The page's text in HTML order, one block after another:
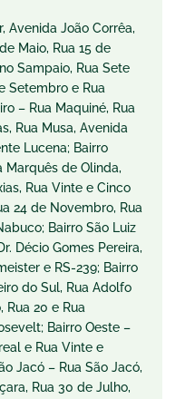
Avenida João Corrêa,
Maio, Rua 15 de
Sampaio, Rua Sete
Setembro e Rua
– Rua Maquiné, Rua
Rua Musa, Avenida
Lucena; Bairro
Marquês de Olinda,
Rua Vinte e Cinco
24 de Novembro, Rua
Bairro São Luiz
Décio Gomes Pereira,
e RS-239; Bairro
do Sul, Rua Adolfo
Rua 20 e Rua
Bairro Oeste –
e Rua Vinte e
Jacó – Rua São Jacó,
Rua 30 de Julho,